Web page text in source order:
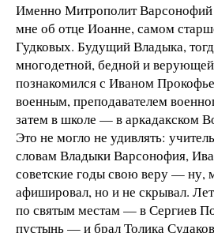
Именно Митрополит Варсонофий
мне об отце Иоанне, самом
Гудковых. Будущий Владыка,
многодетной, бедной и
познакомился с Иваном
военным, преподавателем
затем в школе — в аркадакском
Это не могло не удивлять:
словам Владыки Варсонофия,
советские годы свою веру — ну,
афишировал, но и не скрывал.
по святым местам — в Сергиев
пустынь — и брал Толика